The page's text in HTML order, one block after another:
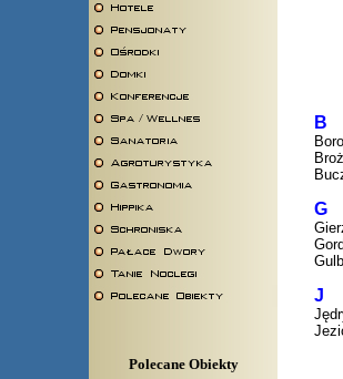
Polecane Obiekty
B
G
J